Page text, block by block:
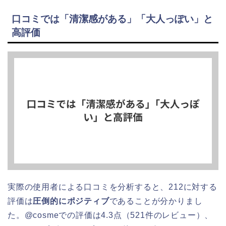
口コミでは「清潔感がある」「大人っぽい」と
高評価
実際の使用者による口コミを分析すると、212に対する
評価は圧倒的にポジティブであることが分かりまし
た。@cosmeでの評価は4.3点（521件のレビュー）、